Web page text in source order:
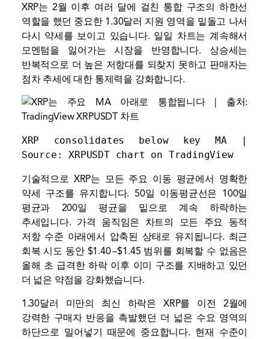
XRP는 2월 이후 여러 달에 걸친 통합 구조의 하한선
역할을 했던 중요한 1.30달러 지원 영역을 밑돌고 나서
다시 약세를 보이고 있습니다. 일일 차트는 계속해서
모멘텀을 잃어가는 시장을 반영합니다. 상승세는
반복적으로 더 높은 저항대를 되찾지 못하고 판매자는
점차 추세에 대한 통제력을 강화합니다.
XRP consolidates below key MA |
Source: XRPUSDT chart on TradingView
기술적으로 XRP는 모든 주요 이동 평균에서 명확한
약세 구조를 유지합니다. 50일 이동평균선은 100일
평균과 200일 평균을 밑으로 계속 하락하는
추세입니다. 가격 움직임은 차트의 모든 주요 동적
저항 수준 아래에서 압축된 상태로 유지됩니다. 최근
회복 시도 동안 $1.40~$1.45 범위를 회복할 수 없음은
올해 초 급격한 하락 이후 이미 구조를 지배하고 있던
더 넓은 약점을 강화했습니다.
1.30달러 미만의 최신 하락은 XRP를 이전 2월에
강력한 구매자 반응을 촉발했던 더 넓은 수요 영역의
하단으로 밀어넣기 때문에 중요합니다. 현재 수준이